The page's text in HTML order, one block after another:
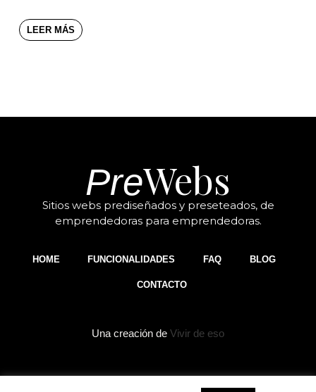
LEER MÁS
PreWebs
Sitios webs prediseñados y preseteados, de
emprendedoras para emprendedoras.
HOME FUNCIONALIDADES FAQ BLOG
CONTACTO
Una creación de Vivir de eso